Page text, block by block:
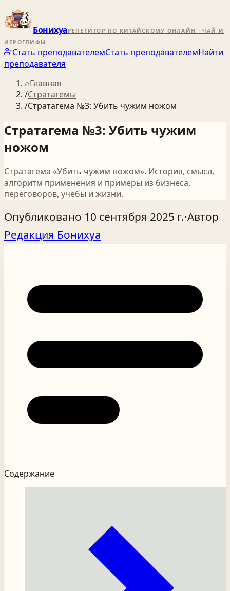
БонихуаРЕПЕТИТОР ПО КИТАЙСКОМУ ОНЛАЙН · ЧАЙ И
ИЕРОГЛИФЫ
Стать преподавателемСтать преподавателемНайти
преподавателя
⌂Главная
/Стратагемы
/Стратагема №3: Убить чужим ножом
Стратагема №3: Убить чужим
ножом
Стратагема «Убить чужим ножом». История, смысл,
алгоритм применения и примеры из бизнеса,
переговоров, учёбы и жизни.
Опубликовано 10 сентября 2025 г.·Автор
Редакция Бонихуа
Содержание